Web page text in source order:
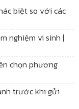
biệt so với các
nghiệm vi sinh |
chọn phương
trước khi gửi